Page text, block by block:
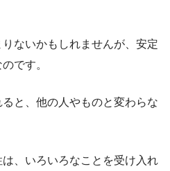
ないかもしれませんが、安定
です。
と、他の人やものと変わらな
、いろいろなことを受け入れ